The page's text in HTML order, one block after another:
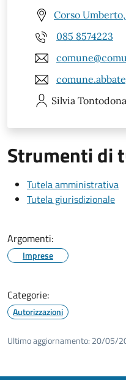
Corso
085 8574223
Silvia
Strumenti di
Tutela amministrativa
Tutela giurisdizionale
Argomenti:
Imprese
Categorie:
Autorizzazioni
Ultimo aggiornamento: 20/05/